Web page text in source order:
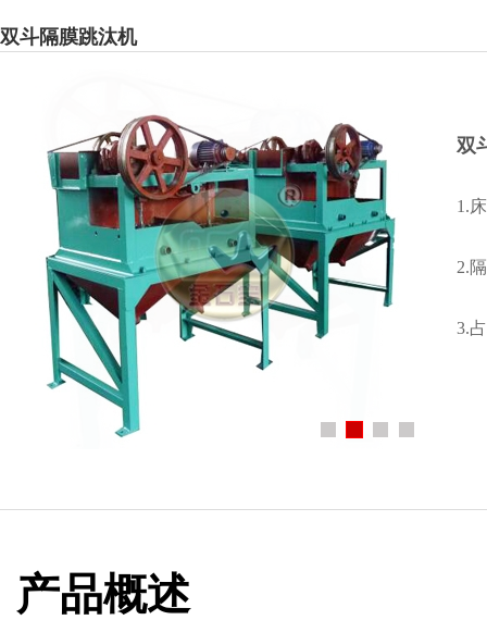
双斗隔膜跳汰机
双
1.
2.
3.
产品概述